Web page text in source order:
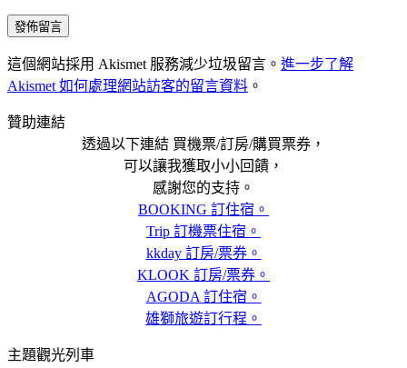
這個網站採用 Akismet 服務減少垃圾留言。 進一步了解
Akismet 如何處理網站訪客的留言資料 。
贊助連結
透過以下連結 買機票/訂房/購買票券，
可以讓我獲取小小回饋，
感謝您的支持。
BOOKING 訂住宿。
Trip 訂機票住宿。
kkday 訂房/票券。
KLOOK 訂房/票券。
AGODA 訂住宿。
雄獅旅遊訂行程。
主題觀光列車